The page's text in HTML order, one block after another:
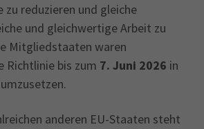
zu reduzieren und gleiche
und gleichwertige Arbeit zu
Mitgliedstaaten waren
Richtlinie bis zum 7. Juni 2026 in
anderen EU-Staaten steht